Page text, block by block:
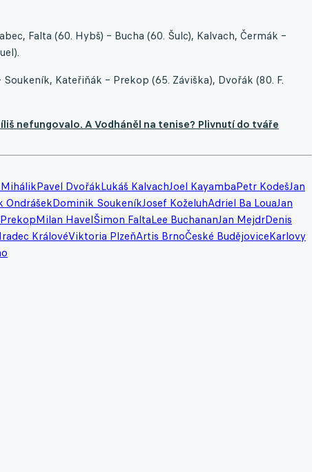
Falta (60. Hybš) – Bucha (60. Šulc), Kalvach, Čermák –
Kateřiňák – Prekop (65. Záviška), Dvořák (80. F.
nefungovalo. A Vodháněl na tenise? Plivnutí do tváře
Pavel DvořákLukáš KalvachJoel KayambaPetr KodešJan
OndrášekDominik SoukeníkJosef KoželuhAdriel Ba LouaJan
Milan HavelŠimon FaltaLee BuchananJan MejdrDenis
KrálovéViktoria PlzeňArtis BrnoČeské BudějoviceKarlovy